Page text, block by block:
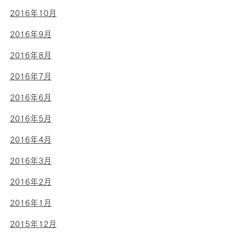
2016年10月
2016年9月
2016年8月
2016年7月
2016年6月
2016年5月
2016年4月
2016年3月
2016年2月
2016年1月
2015年12月